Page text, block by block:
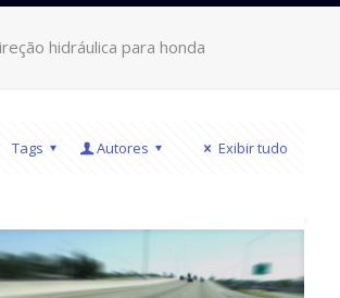
hidráulica para honda
Tags Autores Exibir tudo